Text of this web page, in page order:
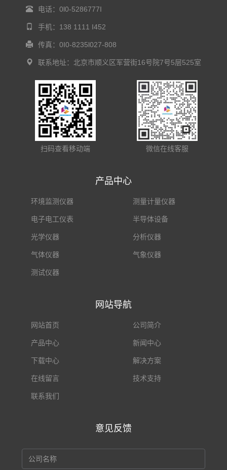
电话：0l0-5286777I
手机：138 1111 I452
传真：0I0-8235l027-808
联系地址：北京市顺义区军营街16号院7号5层525室
扫码查看移动端 微信在线客服
产品中心
环境监测仪器 测量计量仪器
电子电工仪表 半导体设备
光学仪器 分析仪器
气体仪器 气象仪器
测试仪器
网站导航
网站首页 公司简介
产品中心 新闻中心
下载中心 解决方案
在线留言 技术支持
联系我们
意见反馈